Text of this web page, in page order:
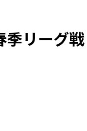
季リーグ戦